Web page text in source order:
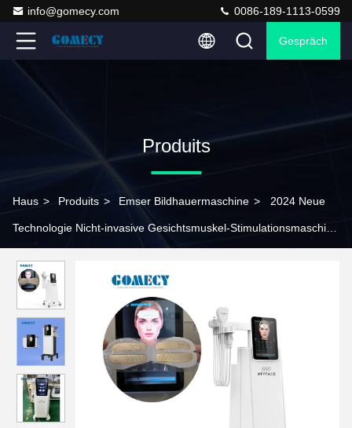
info@gomecy.com 0086-189-1113-0599
Gespräch
Produits
Haus > Produits > Emser Bildhauermaschine > 2024 Neue
Technologie Nicht-invasive Gesichtsmuskel-Stimulationsmaschine